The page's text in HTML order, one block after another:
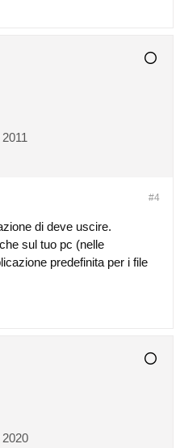
#4
di deve uscire.
sul tuo pc (nelle
predefinita per i file